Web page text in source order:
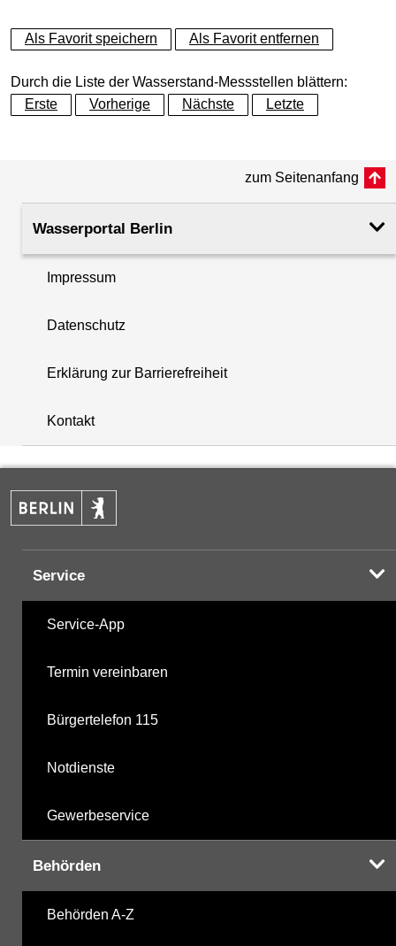
+
−
+
−
Als Favorit speichern Als Favorit entfernen
Durch die Liste der Wasserstand-Messstellen blättern:
Erste
Vorherige Nächste Letzte
zum Seitenanfang
Wasserportal Berlin
Impressum
Datenschutz
Erklärung zur Barrierefreiheit
Kontakt
Service
Service-App
Termin vereinbaren
Bürgertelefon 115
Notdienste
Gewerbeservice
Behörden
Behörden A-Z